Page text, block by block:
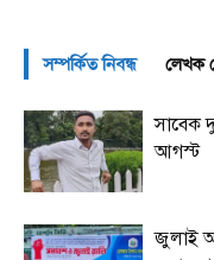
সম্পর্কিত নিবন্ধ লেখক
সাবেক
আগস্ট
জুলাই